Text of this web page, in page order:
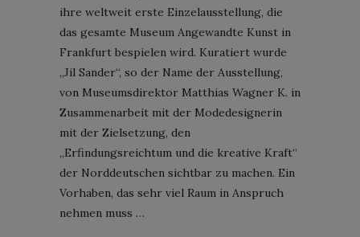
ihre weltweit erste Einzelausstellung, die
das gesamte Museum Angewandte Kunst in
Frankfurt bespielen wird. Kuratiert wurde
„Jil Sander“, so der Name der Ausstellung,
von Museumsdirektor Matthias Wagner K. in
Zusammenarbeit mit der Modedesignerin
mit der Zielsetzung, den
„Erfindungsreichtum und die kreative Kraft“
der Norddeutschen sichtbar zu machen. Ein
Vorhaben, das sehr viel Raum in Anspruch
nehmen muss …